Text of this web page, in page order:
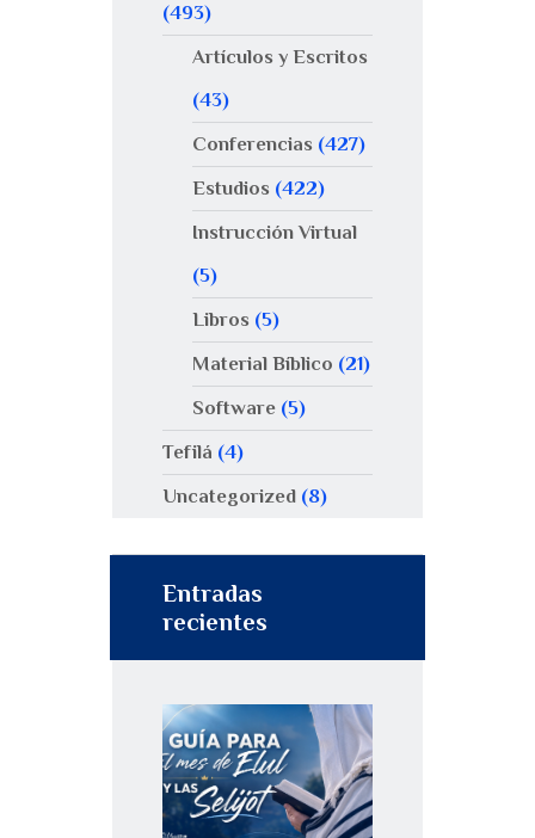
(493)
Artículos y Escritos
(43)
Conferencias (427)
Estudios (422)
Instrucción Virtual
(5)
Libros (5)
Material Bíblico (21)
Software(5)
Tefilá (4)
Uncategorized (8)
Entradas
recientes